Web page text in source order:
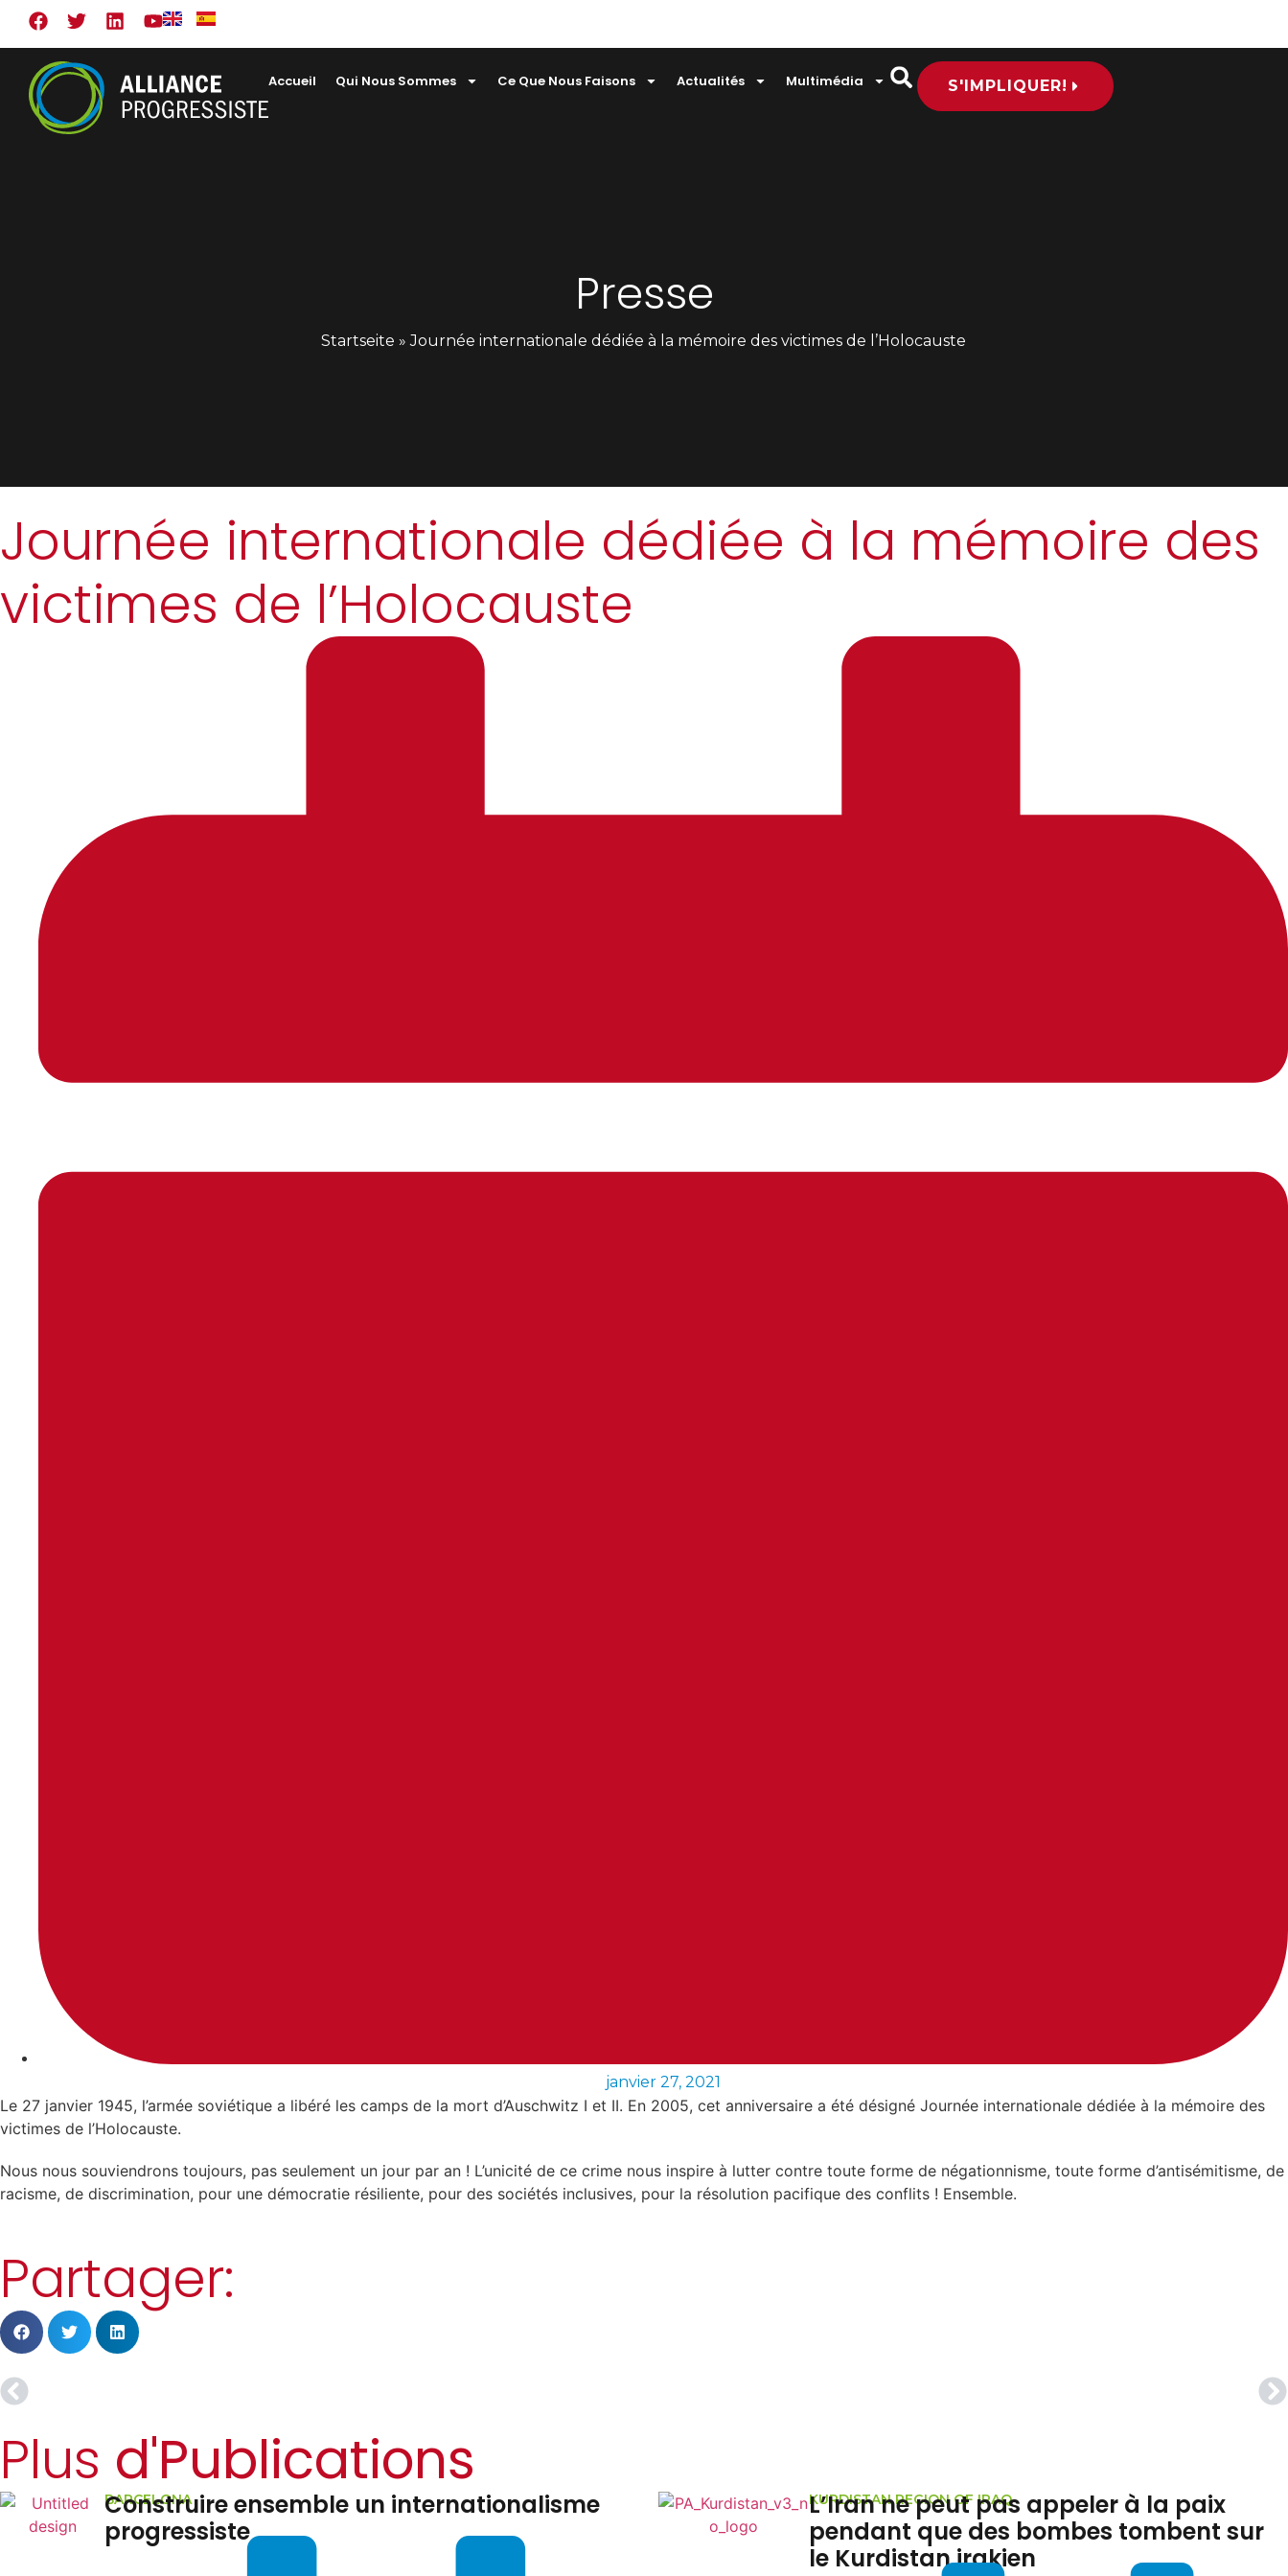
Accueil Qui Nous Sommes Ce Que Nous Faisons Actualités Multimédia S'IMPLIQUER!
Presse
Startseite »Journée internationale dédiée à la mémoire des victimes de l’Holocauste
Journée internationale dédiée à la mémoire des
victimes de l’Holocauste
janvier 27, 2021
Le 27 janvier 1945, l’armée soviétique a libéré les camps de la mort d’Auschwitz I et II. En 2005, cet anniversaire a été désigné Journée internationale dédiée à la mémoire des
victimes de l’Holocauste.
Nous nous souviendrons toujours, pas seulement un jour par an ! L’unicité de ce crime nous inspire à lutter contre toute forme de négationnisme, toute forme d’antisémitisme, de
racisme, de discrimination, pour une démocratie résiliente, pour des sociétés inclusives, pour la résolution pacifique des conflits ! Ensemble.
Partager:
Plus d'Publications
KURDISTAN REGION OF IRAQ
L’Iran ne peut pas appeler à la paix
pendant que des bombes tombent sur
le Kurdistan irakien
THAILAND
L’Alliance Progressiste appelle à la
sauvegarde des mandats
démocratiques et de l’intégrité